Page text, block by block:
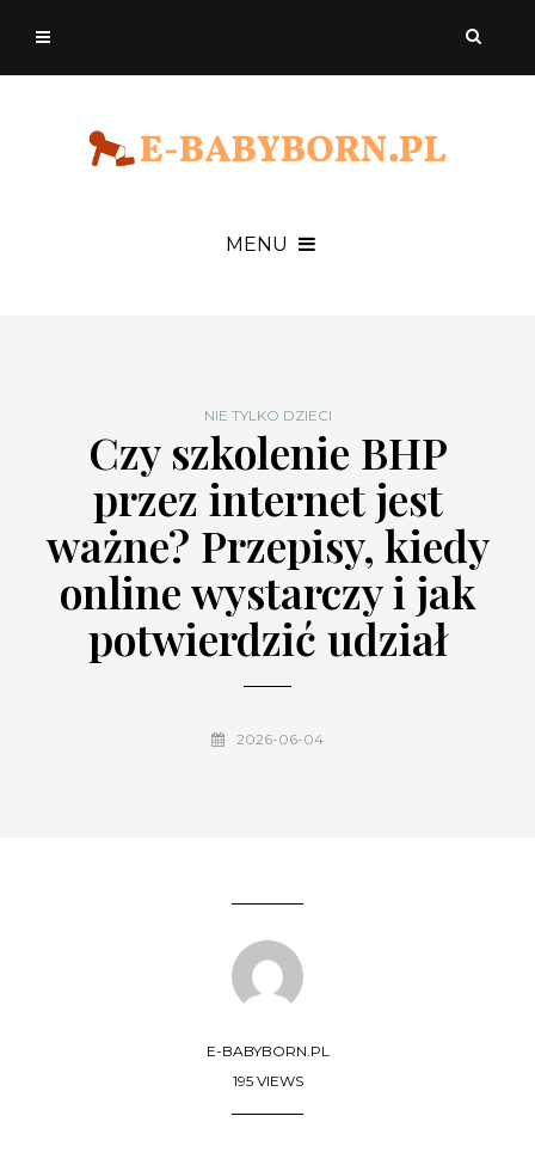
MENU
NIE TYLKO DZIECI
Czy szkolenie BHP
przez internet jest
ważne? Przepisy, kiedy
online wystarczy i jak
potwierdzić udział
2026-06-04
E-BABYBORN.PL
195 VIEWS